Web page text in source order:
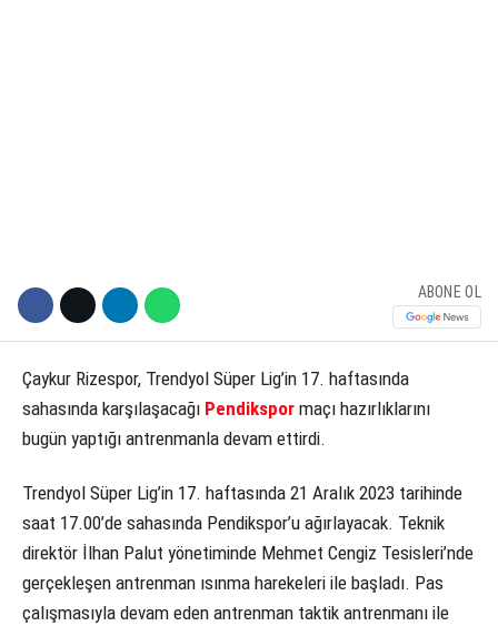
ABONE OL
Çaykur Rizespor, Trendyol Süper Lig’in 17. haftasında
sahasında karşılaşacağı Pendikspor maçı hazırlıklarını
bugün yaptığı antrenmanla devam ettirdi.
Trendyol Süper Lig’in 17. haftasında 21 Aralık 2023 tarihinde
saat 17.00’de sahasında Pendikspor’u ağırlayacak. Teknik
direktör İlhan Palut yönetiminde Mehmet Cengiz Tesisleri’nde
gerçekleşen antrenman ısınma harekeleri ile başladı. Pas
çalışmasıyla devam eden antrenman taktik antrenmanı ile